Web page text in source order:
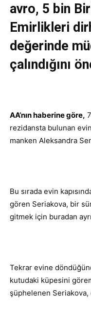
avro, 5 bin
Emirlikleri
değerinde
çalındığını
AA’nın haberine göre,
rezidansta bulunan
manken Aleksandra
Bu sırada evin
gören Seriakova, bir
gitmek için buradan
Tekrar evine
kutudaki küpesini
şüphelenen Seriakova,